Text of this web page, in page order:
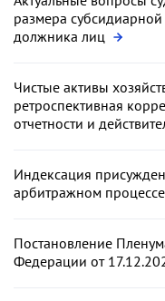
размера
должника лиц
Чистые активы
ретроспективная
отчетности и
Индексация
арбитражном процессе
Постановление
Федерации от